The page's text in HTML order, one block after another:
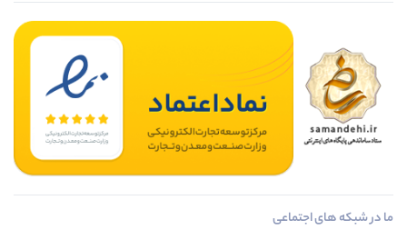
ما در شبکه های اجتماعی